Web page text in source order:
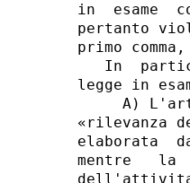
in  esame
pertanto
primo
In
legge in
A)
«rilevanza
elaborata
mentre   la
dell'attivita'